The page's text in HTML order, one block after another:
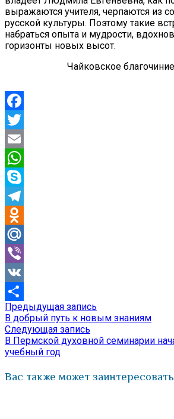
выражаются учителя, черпаются из
русской культуры. Поэтому такие
набраться опыта и мудрости,
горизонты новых высот.
Чайковское
Facebook
Twitter
Email
WhatsApp
Skype
Telegram
Odnoklassniki
Mail.Ru
Viber
VK
Отправить
Навигация
по
записям
Предыдущая запись
запись:
В добрый путь к новым знаниям
Следующая запись
запись:
В Пермской духовной семинарии
учебный год
Вас также может заинтересовать